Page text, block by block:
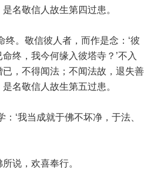
名敬信人故生第四过患。
终。敬信彼人者，而作是念：‘彼
终，我今何缘入彼塔寺？’不入
，不得闻法；不闻法故，退失善
名敬信人故生第五过患。
‘我当成就于佛不坏净，于法、
说，欢喜奉行。